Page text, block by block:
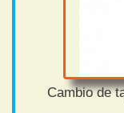
Cambio de